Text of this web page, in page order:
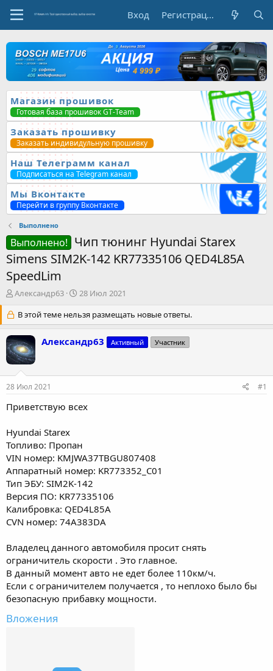
Вход Регистрация
Магазин прошивок
Готовая база прошивок GT-Team
Заказать прошивку
Заказать индивидульную прошивку
Наш Телеграмм канал
Подписаться на Telegram канал
Мы Вконтакте
Перейти в группу Вконтакте
Выполнено
Выполнено! Чип тюнинг Hyundai Starex
Simens SIM2K-142 KR77335106 QED4L85A
SpeedLim
А
т
о
р
т
е
Александр63
Д
т
а
а
28 Июл 2021
В этой теме нельзя размещать новые ответы.
Александр63 Активный Участник
28 Июл 2021 #1
Приветствую всех
Hyundai Starex
Топливо: Пропан
VIN номер: KMJWA37TBGU807408
Аппаратный номер: KR773352_C01
Тип ЭБУ: SIM2K-142
Версия ПО: KR77335106
Калибровка: QED4L85A
CVN номер: 74A383DA
Владелец данного автомобиля просит снять
ограничитель скорости . Это главное.
В данный момент авто не едет более 110км/ч.
Если с ограничителем получается , то неплохо было бы
безопасную прибавку мощности.
Вложения